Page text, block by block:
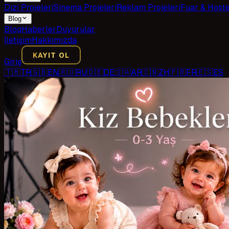
Dizi ProjeleriSinema ProjeleriReklam ProjeleriFuar &
Blog
BlogHaberlerDuyurular
İletişimHakkımızda
Giriş
KAYIT OL
🇹🇷TR🇬🇧EN🇷🇺RU🇩🇪DE🇸🇦AR🇨🇳ZH🇫🇷FR🇪🇸ES